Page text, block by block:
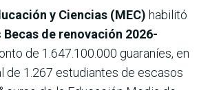
y Ciencias (MEC) habilitó
Becas de renovación 2026-
de 1.647.100.000 guaraníes, en
de 1.267 estudiantes de escasos